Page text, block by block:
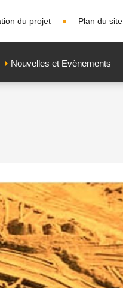
du projet Plan du site
Nouvelles et Evènements